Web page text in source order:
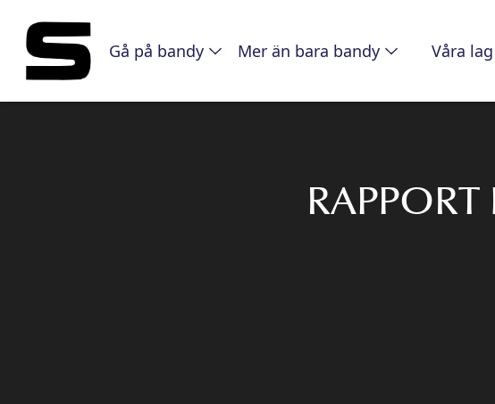
Gå på bandy Mer än bara bandy Våra lag